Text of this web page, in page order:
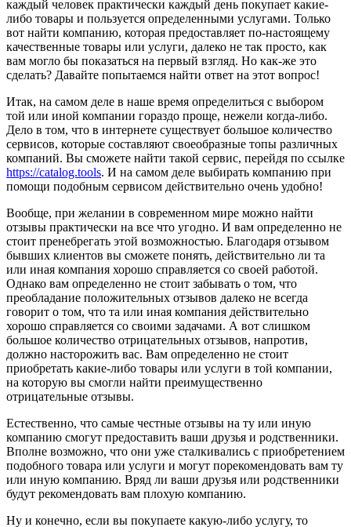
каждый человек практически каждый день покупает какие-
либо товары и пользуется определенными услугами. Только
вот найти компанию, которая предоставляет по-настоящему
качественные товары или услуги, далеко не так просто, как
вам могло бы показаться на первый взгляд. Но как-же это
сделать? Давайте попытаемся найти ответ на этот вопрос!
Итак, на самом деле в наше время определиться с выбором
той или иной компании гораздо проще, нежели когда-либо.
Дело в том, что в интернете существует большое количество
сервисов, которые составляют своеобразные топы различных
компаний. Вы сможете найти такой сервис, перейдя по ссылке
https://catalog.tools. И на самом деле выбирать компанию при
помощи подобным сервисом действительно очень удобно!
Вообще, при желании в современном мире можно найти
отзывы практически на все что угодно. И вам определенно не
стоит пренебрегать этой возможностью. Благодаря отзывом
бывших клиентов вы сможете понять, действительно ли та
или иная компания хорошо справляется со своей работой.
Однако вам определенно не стоит забывать о том, что
преобладание положительных отзывов далеко не всегда
говорит о том, что та или иная компания действительно
хорошо справляется со своими задачами. А вот слишком
большое количество отрицательных отзывов, напротив,
должно насторожить вас. Вам определенно не стоит
приобретать какие-либо товары или услуги в той компании,
на которую вы смогли найти преимущественно
отрицательные отзывы.
Естественно, что самые честные отзывы на ту или иную
компанию смогут предоставить ваши друзья и родственники.
Вполне возможно, что они уже сталкивались с приобретением
подобного товара или услуги и могут порекомендовать вам ту
или иную компанию. Вряд ли ваши друзья или родственники
будут рекомендовать вам плохую компанию.
Ну и конечно, если вы покупаете какую-либо услугу, то